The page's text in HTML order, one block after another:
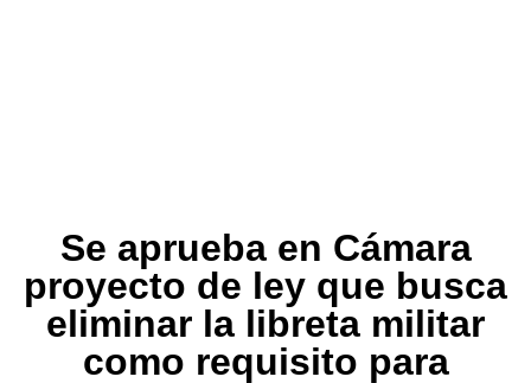
Se aprueba en Cámara
proyecto de ley que busca
eliminar la libreta militar
como requisito para